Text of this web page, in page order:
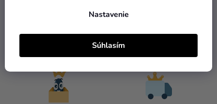
Nastavenie
Súhlasím
O
V
L
Á
3položiek celkom